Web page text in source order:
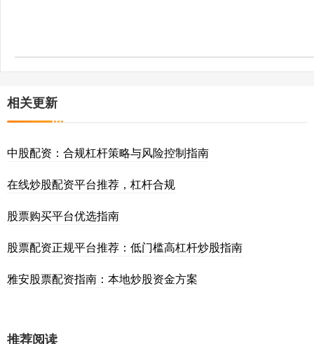
相关更新
中股配资：合规杠杆策略与风险控制指南
在线炒股配资平台推荐，杠杆合规
股票购买平台优选指南
股票配资正规平台推荐：低门槛高杠杆炒股指南
雅安股票配资指南：本地炒股资金方案
推荐阅读